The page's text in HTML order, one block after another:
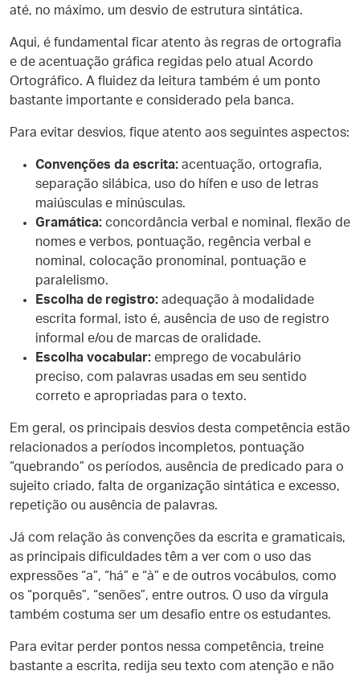
até, no máximo, um desvio de estrutura sintática.
Aqui, é fundamental ficar atento às regras de ortografia
e de acentuação gráfica regidas pelo atual Acordo
Ortográfico. A fluidez da leitura também é um ponto
bastante importante e considerado pela banca.
Para evitar desvios, fique atento aos seguintes aspectos:
Convenções da escrita: acentuação, ortografia,
separação silábica, uso do hífen e uso de letras
maiúsculas e minúsculas.
Gramática: concordância verbal e nominal, flexão de
nomes e verbos, pontuação, regência verbal e
nominal, colocação pronominal, pontuação e
paralelismo.
Escolha de registro: adequação à modalidade
escrita formal, isto é, ausência de uso de registro
informal e/ou de marcas de oralidade.
Escolha vocabular: emprego de vocabulário
preciso, com palavras usadas em seu sentido
correto e apropriadas para o texto.
Em geral, os principais desvios desta competência estão
relacionados a períodos incompletos, pontuação
“quebrando” os períodos, ausência de predicado para o
sujeito criado, falta de organização sintática e excesso,
repetição ou ausência de palavras.
Já com relação às convenções da escrita e gramaticais,
as principais dificuldades têm a ver com o uso das
expressões “a”, “há” e “à” e de outros vocábulos, como
os “porquês”, “senões”, entre outros. O uso da vírgula
também costuma ser um desafio entre os estudantes.
Para evitar perder pontos nessa competência, treine
bastante a escrita, redija seu texto com atenção e não